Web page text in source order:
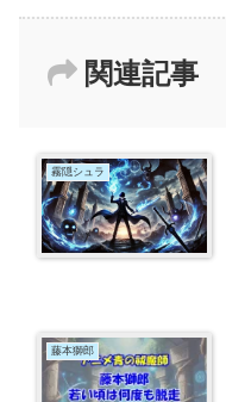
関連記事
霧隠シュラ
藤本獅郎